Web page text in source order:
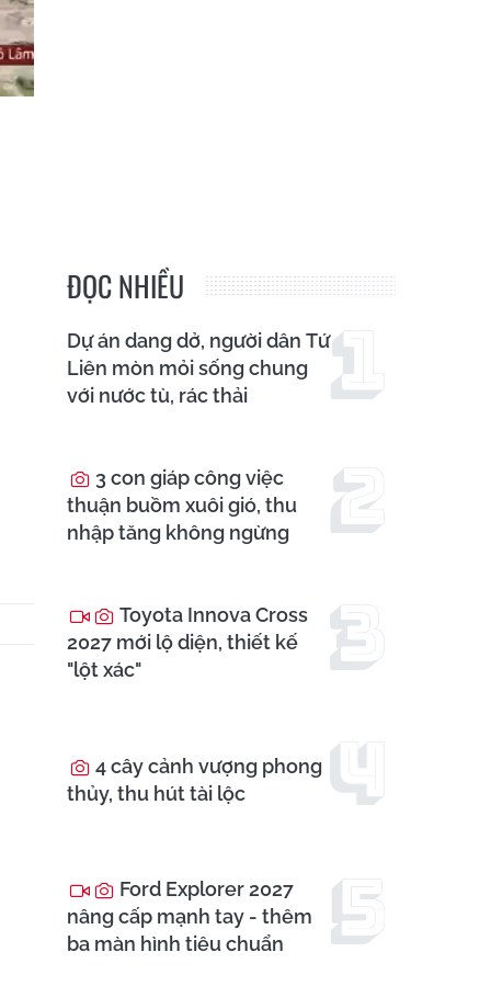
ĐỌC NHIỀU
Dự án dang dở, người dân Tứ
Liên mòn mỏi sống chung
với nước tù, rác thải
3 con giáp công việc
thuận buồm xuôi gió, thu
nhập tăng không ngừng
Toyota Innova Cross
2027 mới lộ diện, thiết kế
"lột xác"
4 cây cảnh vượng phong
thủy, thu hút tài lộc
Ford Explorer 2027
nâng cấp mạnh tay - thêm
ba màn hình tiêu chuẩn